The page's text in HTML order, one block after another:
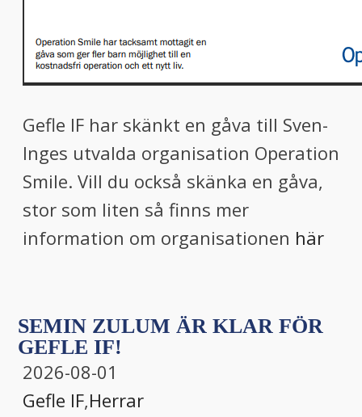
Gefle IF har skänkt en gåva till Sven-
Inges utvalda organisation Operation
Smile. Vill du också skänka en gåva,
stor som liten så finns mer
information om organisationen här
SEMIN ZULUM ÄR KLAR FÖR
GEFLE IF!
2026-08-01
Gefle IF,Herrar